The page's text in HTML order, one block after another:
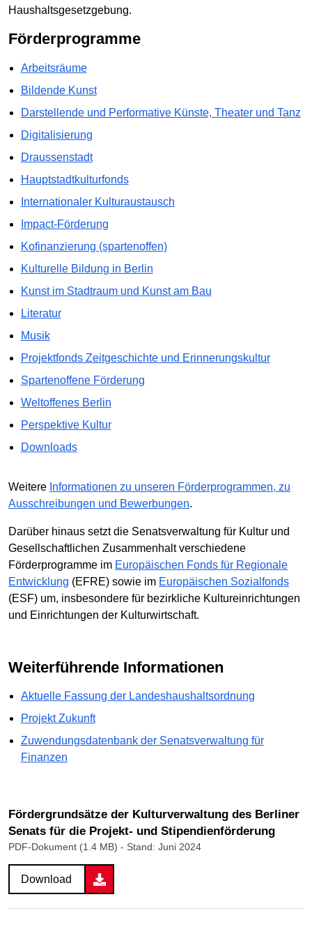
Haushaltsgesetzgebung.
Förderprogramme
Arbeitsräume
Bildende Kunst
Darstellende und Performative Künste, Theater und Tanz
Digitalisierung
Draussenstadt
Hauptstadtkulturfonds
Internationaler Kulturaustausch
Impact-Förderung
Kofinanzierung (spartenoffen)
Kulturelle Bildung in Berlin
Kunst im Stadtraum und Kunst am Bau
Literatur
Musik
Projektfonds Zeitgeschichte und Erinnerungskultur
Spartenoffene Förderung
Weltoffenes Berlin
Perspektive Kultur
Downloads
Weitere Informationen zu unseren Förderprogrammen, zu
Ausschreibungen und Bewerbungen.
Darüber hinaus setzt die Senatsverwaltung für Kultur und
Gesellschaftlichen Zusammenhalt verschiedene
Förderprogramme im Europäischen Fonds für Regionale
Entwicklung (EFRE) sowie im Europäischen Sozialfonds
(ESF) um, insbesondere für bezirkliche Kultureinrichtungen
und Einrichtungen der Kulturwirtschaft.
Weiterführende Informationen
Aktuelle Fassung der Landeshaushaltsordnung
Projekt Zukunft
Zuwendungsdatenbank der Senatsverwaltung für
Finanzen
Fördergrundsätze der Kulturverwaltung des Berliner
Senats für die Projekt- und Stipendienförderung
PDF-Dokument (1.4 MB) - Stand: Juni 2024
Download